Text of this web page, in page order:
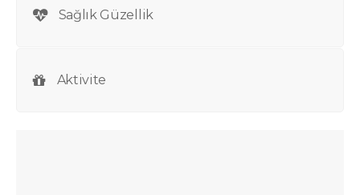
Sağlık Güzellik
Aktivite